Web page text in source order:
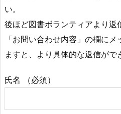
い。
後ほど図書ボランティアより返
「お問い合わせ内容」の欄に
ますと、より具体的な返信がで
氏名 （必須）